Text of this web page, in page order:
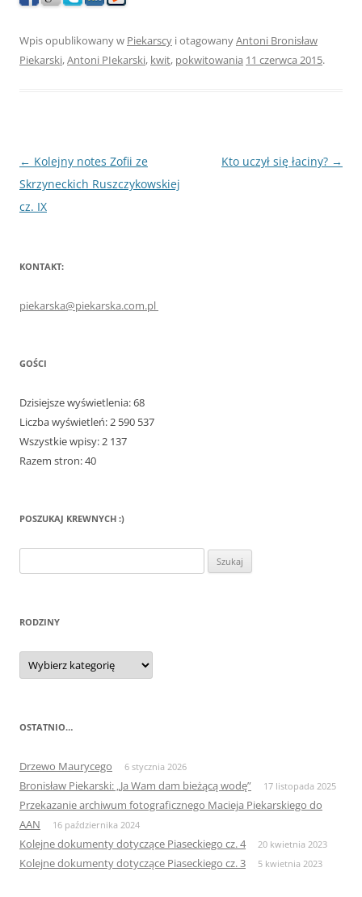
Wpis opublikowany w Piekarscy i otagowanyAntoni Bronisław
Piekarski,Antoni PIekarski, kwit, pokwitowania 11 czerwca 2015.
Nawigacja
wpisu
← Kolejny notes Zofii ze
Skrzyneckich Ruszczykowskiej
cz. IX
Kto uczył się łaciny? →
KONTAKT:
piekarska@piekarska.com.pl
GOŚCI
Dzisiejsze wyświetlenia:68
Liczba wyświetleń:2 590 537
Wszystkie wpisy:2 137
Razem stron:40
POSZUKAJ KREWNYCH :)
RODZINY
Rodziny
OSTATNIO…
Drzewo Maurycego 6 stycznia 2026
Bronisław Piekarski: „Ja Wam dam bieżącą wodę” 17 listopada 2025
Przekazanie archiwum fotograficznego Macieja Piekarskiego do
AAN
16 października 2024
Kolejne dokumenty dotyczące Piaseckiego cz. 4 20 kwietnia 2023
Kolejne dokumenty dotyczące Piaseckiego cz. 3 5 kwietnia 2023